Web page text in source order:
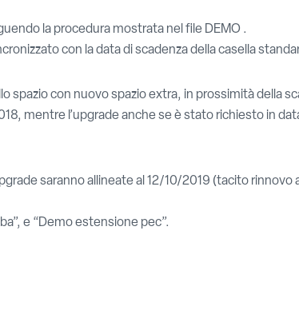
la procedura mostrata nel file DEMO .
con la data di scadenza della casella
spazio con nuovo spazio extra, in prossimità della
mentre l’upgrade anche se è stato richiesto in
saranno allineate al 12/10/2019 (tacito
e “Demo estensione pec”.